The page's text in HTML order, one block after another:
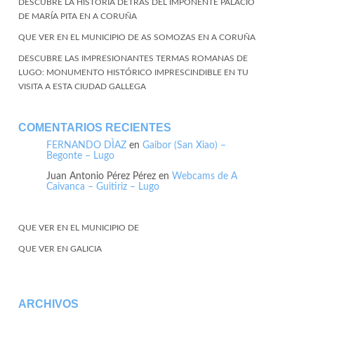
DESCUBRE LA HISTORIA DETRÁS DEL IMPONENTE PALACIO
DE MARÍA PITA EN A CORUÑA
QUE VER EN EL MUNICIPIO DE AS SOMOZAS EN A CORUÑA
DESCUBRE LAS IMPRESIONANTES TERMAS ROMANAS DE
LUGO: MONUMENTO HISTÓRICO IMPRESCINDIBLE EN TU
VISITA A ESTA CIUDAD GALLEGA
COMENTARIOS RECIENTES
FERNANDO DÌAZ en Gaibor (San Xiao) –
Begonte – Lugo
Juan Antonio Pérez Pérez en Webcams de A
Caivanca – Guitiriz – Lugo
QUE VER EN EL MUNICIPIO DE
QUE VER EN GALICIA
ARCHIVOS